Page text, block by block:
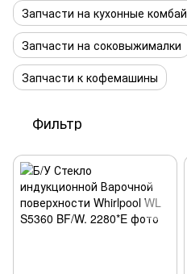
Запчасти на кухонные
Запчасти на соковыжималки
Запчасти к кофемашины
Фильтр